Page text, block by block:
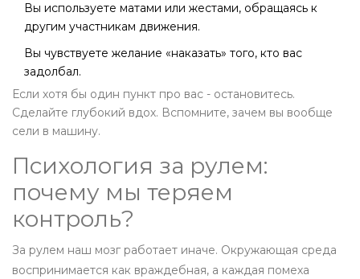
Вы используете матами или жестами, обращаясь к
другим участникам движения.
Вы чувствуете желание «наказать» того, кто вас
задолбал.
Если хотя бы один пункт про вас - остановитесь.
Сделайте глубокий вдох. Вспомните, зачем вы вообще
сели в машину.
Психология за рулем:
почему мы теряем
контроль?
За рулем наш мозг работает иначе. Окружающая среда
воспринимается как враждебная, а каждая помеха